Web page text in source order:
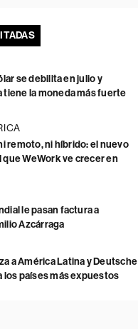
se debilita en julio y
tiene la moneda más fuerte
remoto, ni híbrido: el nuevo
WeWork ve crecer en
le pasan factura a
Azcárraga
a América Latina y Deutsche
los países más expuestos